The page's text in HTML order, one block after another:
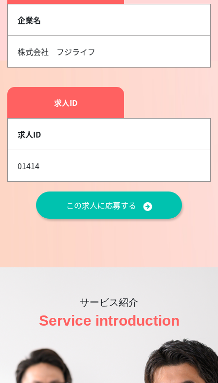
企業名
株式会社 フジライフ
求人ID
求人ID
01414
この求人に応募する
サービス紹介
Service introduction